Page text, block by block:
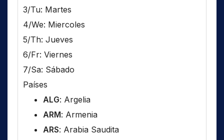
3/Tu: Martes
4/We: Miercoles
5/Th: Jueves
6/Fr: Viernes
7/Sa: Sábado
Países
ALG: Argelia
ARM: Armenia
ARS: Arabia Saudita